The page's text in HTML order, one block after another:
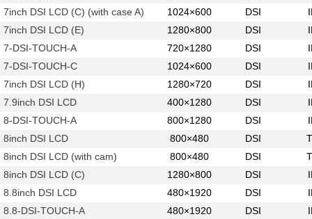
7inch DSI LCD (C) (with case A)
1024×600 DSI
7inch DSI LCD (E)
1280×800 DSI
7-DSI-TOUCH-A
720×1280 DSI
7-DSI-TOUCH-C
1024×600 DSI
7inch DSI LCD (H)
1280×720 DSI
7.9inch DSI LCD
400×1280 DSI
8-DSI-TOUCH-A
800×1280 DSI
8inch DSI LCD
800×480 DSI
8inch DSI LCD (with cam)
800×480 DSI
8inch DSI LCD (C)
1280×800 DSI
8.8inch DSI LCD
480×1920 DSI
8.8-DSI-TOUCH-A
480×1920 DSI